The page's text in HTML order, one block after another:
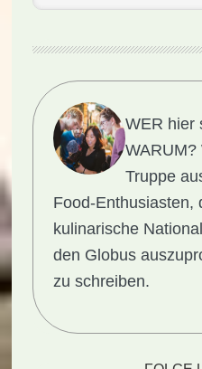
WER hier
WARUM?
Truppe
Food-Enthusiasten,
kulinarische
den Globus
zu schreiben.